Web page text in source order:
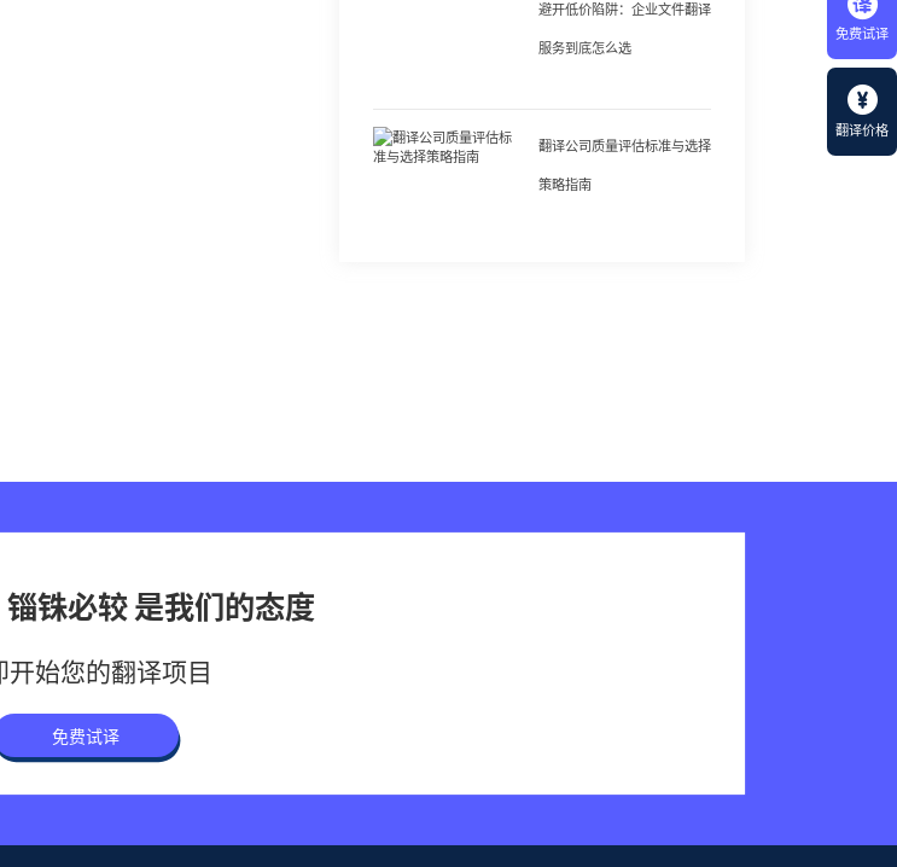
免费试译
翻译价格
避开低价陷阱：企业文件翻译
服务到底怎么选
翻译公司质量评估标准与选择
策略指南
铢必较 是我们的态度
开始您的翻译项目
免费试译